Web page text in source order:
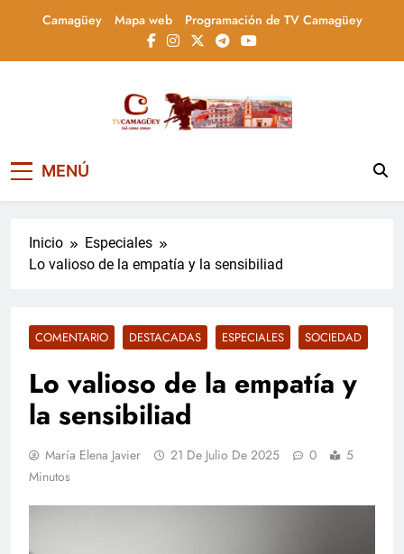
Camagüey Mapa web Programación de TV Camagüey
Televisión Camagüey,
Cuba
informa, educa y entretiene con contenidos
la actualidad nacional
MENÚ
Inicio
Especiales
Lo valioso de la empatía y la sensibiliad
COMENTARIO DESTACADAS ESPECIALES SOCIEDAD
Lo valioso de la empatía y
la sensibiliad
María Elena Javier 21 De Julio De 2025 0
5
Minutos